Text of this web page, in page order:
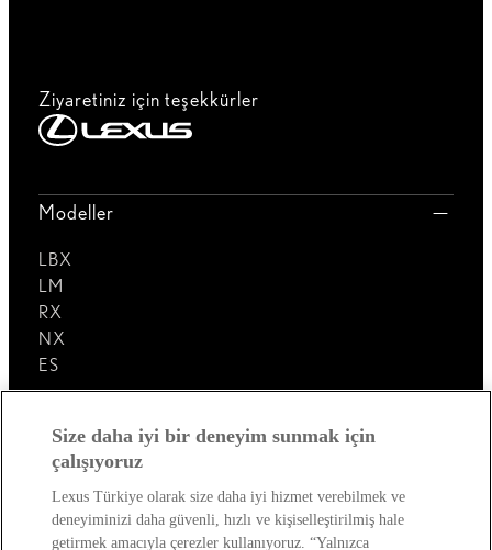
Ziyaretiniz için teşekkürler
Modeller
LBX
LM
RX
NX
ES
Lexus'u Keşfedin!
Satış Sonrası
Lexus Dünyası
Size daha iyi bir deneyim sunmak için
çalışıyoruz
Lexus Türkiye olarak size daha iyi hizmet verebilmek ve
deneyiminizi daha güvenli, hızlı ve kişiselleştirilmiş hale
getirmek amacıyla çerezler kullanıyoruz. “Yalnızca